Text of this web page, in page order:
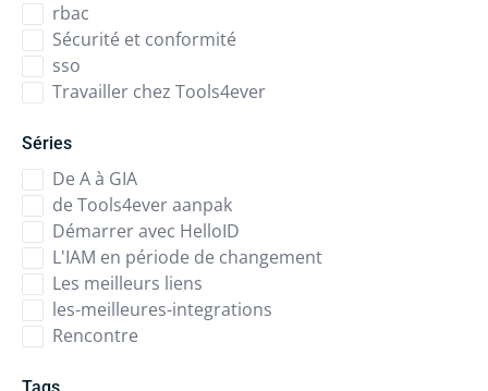
rbac
Sécurité et conformité
sso
Travailler chez Tools4ever
Séries
De A à GIA
de Tools4ever aanpak
Démarrer avec HelloID
L'IAM en période de changement
Les meilleurs liens
les-meilleures-integrations
Rencontre